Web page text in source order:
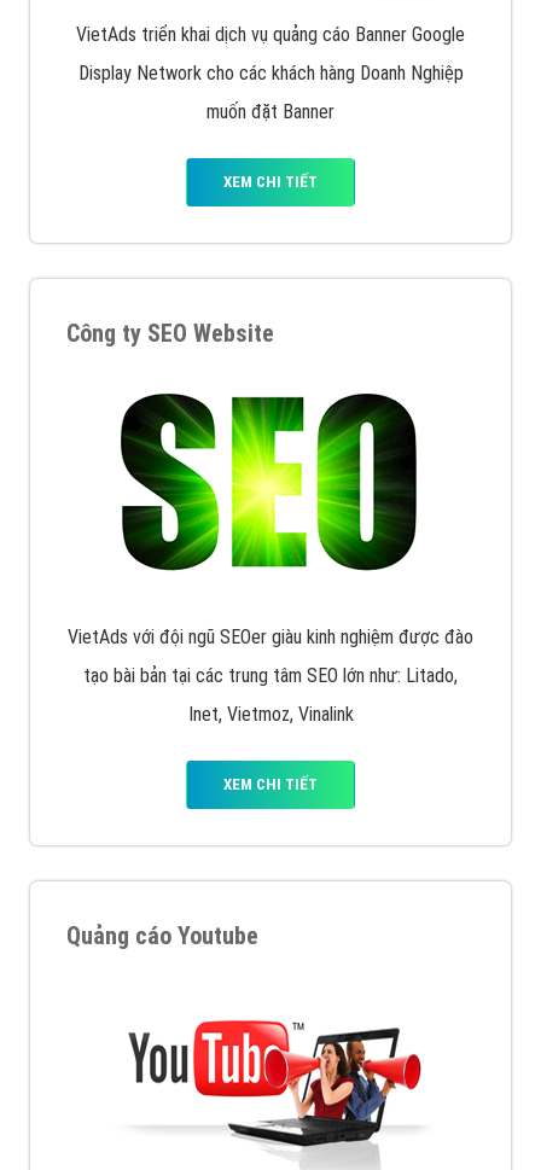
VietAds triển khai dịch vụ quảng cáo Banner Google
Display Network cho các khách hàng Doanh Nghiệp
muốn đặt Banner
XEM CHI TIẾT
Công ty SEO Website
VietAds với đội ngũ SEOer giàu kinh nghiệm được đào
tạo bài bản tại các trung tâm SEO lớn như: Litado,
Inet, Vietmoz, Vinalink
XEM CHI TIẾT
Quảng cáo Youtube